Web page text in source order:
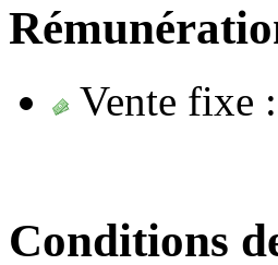
Vente fixe :
Conditions